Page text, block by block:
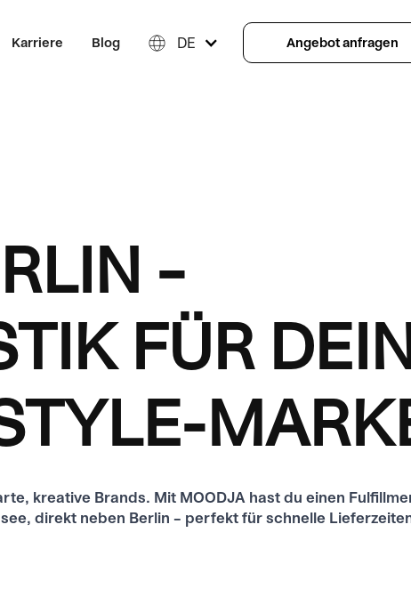
Karriere Blog DE Angebot anfragen
–
FÜR
kreative Brands. Mit MOODJA hast du einen
direkt neben Berlin – perfekt für schnelle